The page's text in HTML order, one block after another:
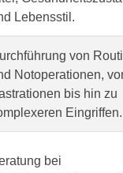
Lebensstil.
von
Notoperationen,
bis hin zu
Eingriffen.
bei